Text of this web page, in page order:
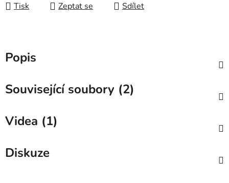
Tisk Zeptat se Sdílet
Popis
Související soubory (2)
Videa (1)
Diskuze